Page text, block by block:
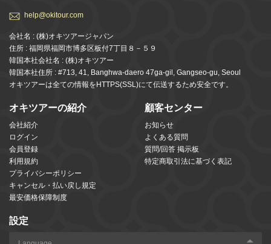
help@okitour.com
会社名 : (株)オキツアージャパン
住所 : 福岡県福岡市博多区板付7丁目８－５９
韓国本社会社名 : (株)オキツアー
韓国本社住所 : #713, 41, Banghwa-daero 47ga-gil, Gangseo-gu, Seoul
オキツアーは全ての情報をHTTPS(SSL)にて伝送するため安全です。
オキツアーの紹介
会社紹介
ログイン
会員登録
利用規約
プライバシーポリシー
キャンセル・払い戻し規定
最安価格保障制度
顧客センター
お知らせ
よくある質問
質問/回答 掲示板
特定商取引法に基づく表記
設定